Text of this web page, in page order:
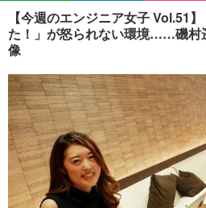
エンタメ
韓流・K-POP
音楽
グラビア
ショッピング
【今週のエンジニア女子 Vol.51
た！」が怒られない環境……磯村
像